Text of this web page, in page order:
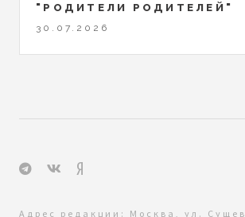
"РОДИТЕЛИ РОДИТЕЛЕЙ"
30.07.2026
Адрес редакции: Москва, ул.